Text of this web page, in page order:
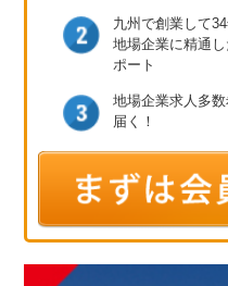
九州で創業して
地場企業に精通
ポート
地場企業求人多数
届く！